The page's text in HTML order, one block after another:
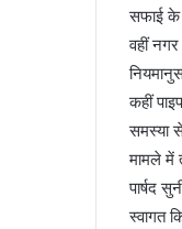
सफाई के
वहीं
कहीं
समस्या
मामले में
पार्षद
स्वागत